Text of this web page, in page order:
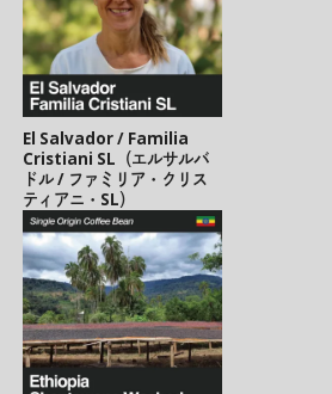
El Salvador / Familia
Cristiani SL（エルサルバ
ドル / ファミリア・クリス
ティアニ・SL）